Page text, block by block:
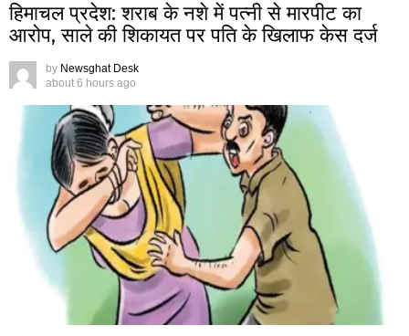
हिमाचल प्रदेश: शराब के नशे में पत्नी से मारपीट का
आरोप, साले की शिकायत पर पति के खिलाफ केस दर्ज
by Newsghat Desk
about 6 hours ago